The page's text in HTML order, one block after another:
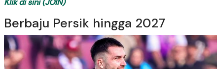
Klik di sini (JOIN)
Berbaju Persik hingga 2027